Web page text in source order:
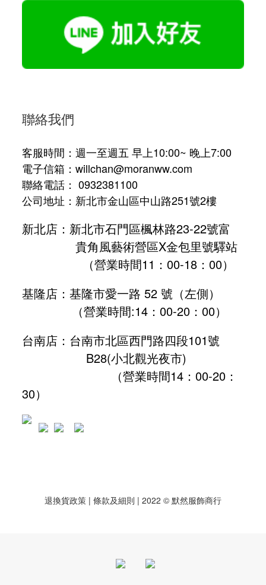
聯絡我們
客服時間：週一至週五 早上10:00~ 晚上7:00
電子信箱：willchan@moranww.com
聯絡電話： 0932381100
公司地址：新北市金山區中山路251號2樓
新北店：新北市石門區楓林路23-22號富
貴角風藝術營區X金包里號驛站
（營業時間11：00-18：00）
基隆店：基隆市愛一路 52 號（左側）
（營業時間:14：00-20：00）
台南店：台南市北區西門路四段101號
B28(小北觀光夜市)
（營業時間14：00-20：
30）
退換貨政策 | 條款及細則 | 2022 © 默然服飾商行